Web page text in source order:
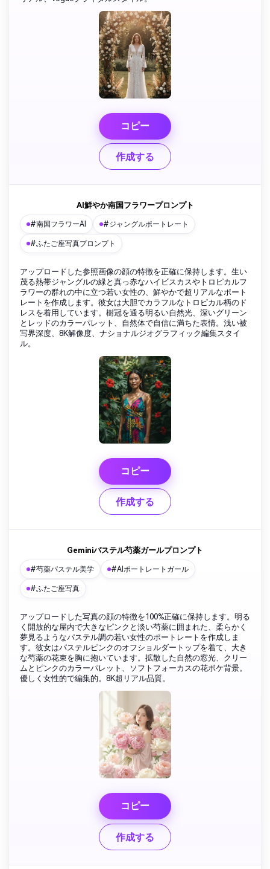
コピー
作成する
AI鮮やか南国フラワープロンプト
#南国フラワーAI #ジャングルポートレート
#ふたご座写真プロンプト
アップロードした参照画像の顔の特徴を正確に保持します。生い
茂る熱帯ジャングルの緑と真っ赤なハイビスカスやトロピカルフ
ラワーの群れの中に立つ若い女性の、鮮やかで超リアルなポート
レートを作成します。彼女は大胆でカラフルなトロピカル柄のド
レスを着用しています。樹冠を通る明るい自然光、深いグリーン
とレッドのカラーパレット、自然体で自信に満ちた表情。浅い被
写界深度、8K解像度、ナショナルジオグラフィック編集スタイ
ル。
コピー
作成する
Geminiパステル芍薬ガールプロンプト
#芍薬パステル美学 #AIポートレートガール
#ふたご座写真
アップロードした写真の顔の特徴を100%正確に保持します。明る
く開放的な屋内で大きなピンクと淡い芍薬に囲まれた、柔らかく
夢見るようなパステル調の若い女性のポートレートを作成しま
す。彼女はパステルピンクのオフショルダートップを着て、大き
な芍薬の花束を胸に抱いています。拡散した自然の窓光、クリー
ムとピンクのカラーパレット、ソフトフォーカスの花ボケ背景。
優しく女性的で編集的。8K超リアル品質。
コピー
作成する